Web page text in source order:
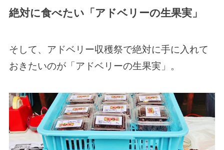
絶対に食べたい「アドベリーの生果実」
そして、アドベリー収穫祭で絶対に手に入れて
おきたいのが「アドベリーの生果実」。